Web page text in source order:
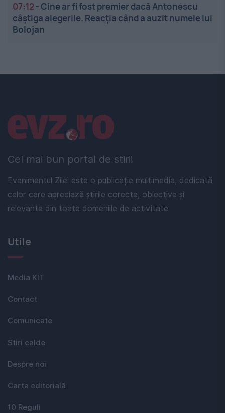
07:12 -Cine ar fi fost premier dacă Antonescu
câștiga alegerile. Reacția când a auzit numele lui
Bolojan
Cel mai bun portal de stiri!
Evenimentul Zilei este o publicație multimedia, dedicată
celor care apreciază știrile corecte, obiective și
relevante din toate domeniile de activitate
Linkuri utile
Utile
Media KIT
Contact
Comunicate
Stiri calde
Despre noi
Carta editorială
10 Reguli